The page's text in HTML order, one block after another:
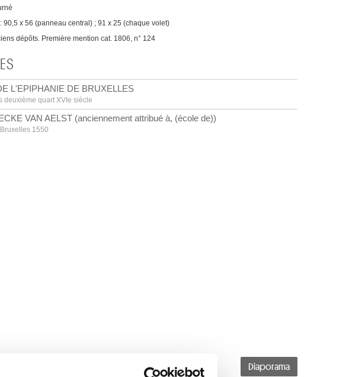
90,5 x 56 (panneau central) ; 91 x 25 (chaque volet)
dépôts. Première mention cat. 1806, n° 124
L'EPIPHANIE DE BRUXELLES
deuxième quart XVIe siècle
VAN AELST (anciennement attribué à, (école de))
1550
Diaporama